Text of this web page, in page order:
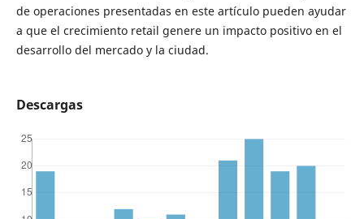
de operaciones presentadas en este artículo pueden ayudar
a que el crecimiento retail genere un impacto positivo en el
desarrollo del mercado y la ciudad.
Descargas